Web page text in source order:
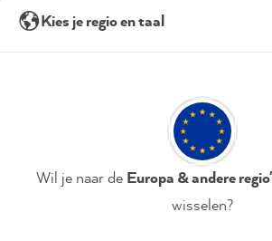
advertenties aan te bieden via de diensten
akkoord (op elk moment herroepbaar) met
Privacybeleid Colofon Instellen
Verified Customer
MissPompadour Grün mit Salbei -
nice color brilliantly covered
Share
Twitter
Facebook
Kies je regio en taal
Wil je naar de Europa & andere
wisselen?